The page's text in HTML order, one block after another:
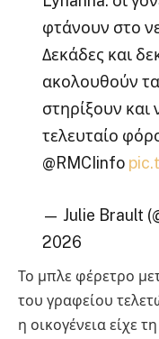
φτάνουν στο
Δεκάδες και
ακολουθούν
στηρίξουν και
τελευταίο
@RMCIinfo
— Julie Brault
2026
Το μπλε φέρετρο
του γραφείου
η οικογένεια είχε